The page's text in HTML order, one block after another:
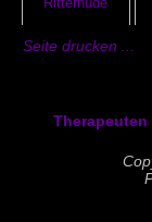
Seite drucken ...
Therapeuten